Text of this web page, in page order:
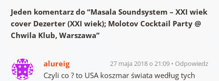
Jeden komentarz do “Masala Soundsystem – XXI wiek
cover Dezerter (XXI wiek); Molotov Cocktail Party @
Chwila Klub, Warszawa”
alureig 27 maja 2018 o 21:09 Odpowiedz
Czyli co ? to USA koszmar świata według tych